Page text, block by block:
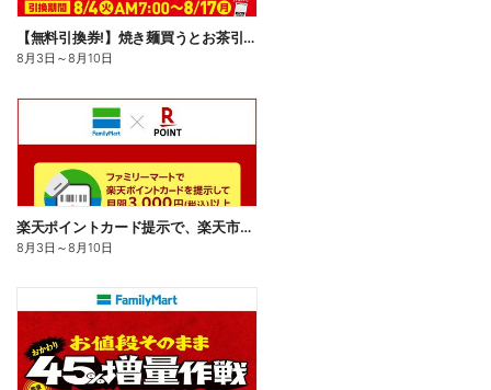
【無料引換券!】焼き麺買うとお茶引換券貰える!
8月3日 ～8月10日
楽天ポイントカード提示で、楽天市場でのお買い物がおトクに!
8月3日 ～8月10日